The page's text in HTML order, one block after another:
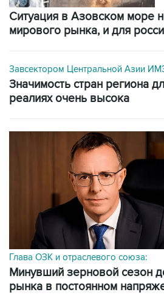
Ситуация в Азовском море
мирового рынка, и для
Завсектором Центральной Азии
значимость стран региона для РФ в нынешних
реалиях очень высока
Глава ОЗК и отраслевого союза:
минувший зерновой сезон держал участников
рынка в постоянном